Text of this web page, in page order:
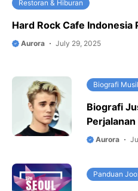
Restoran & Hiburan
Hard Rock Cafe Indonesia
Aurora July 29, 2025
Biografi
Biografi
Aurora
Panduan